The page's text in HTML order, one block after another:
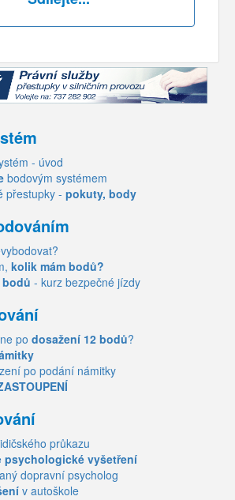
- úvod
bodovým systémem
přestupky - pokuty, body
kolik mám bodů?
- kurz bezpečné jízdy
po dosažení 12 bodů?
po podání námitky
průkazu
psychologické vyšetření
dopravní psycholog
v autoškole